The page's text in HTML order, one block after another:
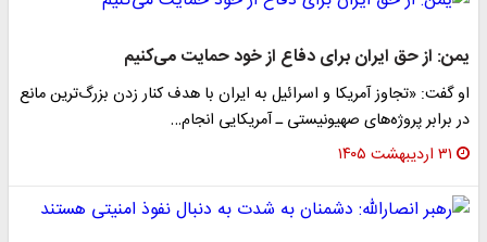
یمن: از حق ایران برای دفاع از خود حمایت می‌کنیم
او گفت: «تجاوز آمریکا و اسرائیل به ایران با هدف کنار زدن بزرگ‌ترین مانع
در برابر پروژه‌های صهیونیستی ـ آمریکایی انجام…
۳۱ اردیبهشت ۱۴۰۵